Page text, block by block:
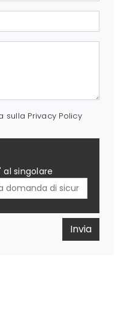
sulla Privacy Policy
al singolare
Invia